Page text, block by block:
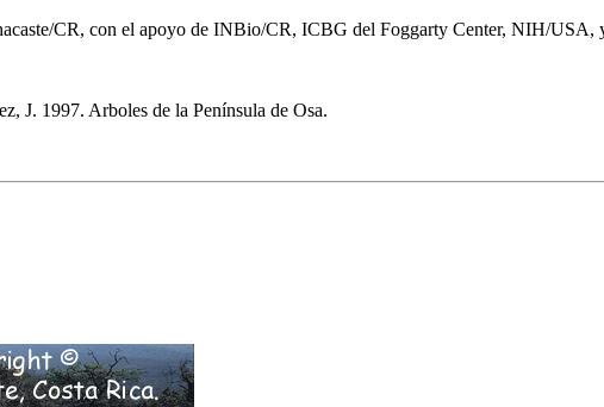
CR, con el apoyo de INBio/CR, ICBG del Foggarty Center, NIH/
J. 1997. Arboles de la Península de Osa.